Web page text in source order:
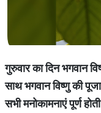
गुरुवार का दिन भगवान
साथ भगवान विष्णु की
सभी मनोकामनाएं पूर्ण